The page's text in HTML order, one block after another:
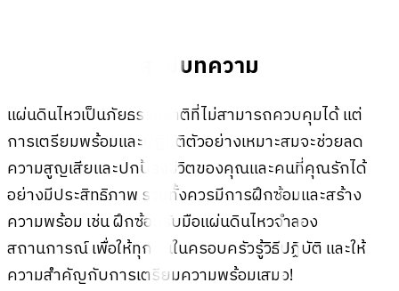
สรุปบทความ
แผ่นดินไหวเป็นภัยธรรมชาติที่ไม่สามารถควบคุมได้ แต่
การเตรียมพร้อมและปฏิบัติตัวอย่างเหมาะสมจะช่วยลด
ความสูญเสียและปกป้องชีวิตของคุณและคนที่คุณรักได้
อย่างมีประสิทธิภาพ รวมทั้งควรมีการฝึกซ้อมและสร้าง
ความพร้อม เช่น ฝึกซ้อมรับมือแผ่นดินไหวจำลอง
สถานการณ์ เพื่อให้ทุกคนในครอบครัวรู้วิธีปฏิบัติ และให้
ความสำคัญกับการเตรียมความพร้อมเสมอ!